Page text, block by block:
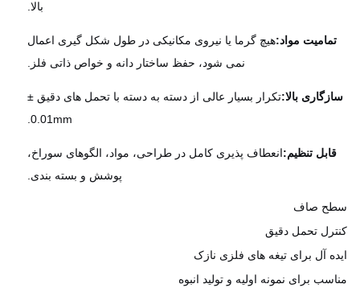
مواد: هیچ گرما یا نیروی مکانیکی در طول شکل گیری اعمال
نمی شود، حفظ ساختار دانه و خواص ذاتی فلز.
بالا:تکرار بسیار عالی از دسته به دسته با تحمل های دقیق ±
0.01mm.
تنظیم:انعطاف پذیری کامل در طراحی، مواد، الگوهای سوراخ،
پوشش و بسته بندی.
صاف
تحمل دقیق
آل برای تیغه های فلزی نازک
برای نمونه اولیه و تولید انبوه